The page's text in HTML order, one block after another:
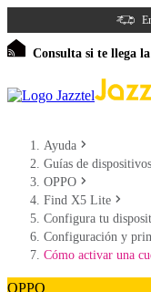
Consulta si te llega
Ayuda
Guías de dispositivos
OPPO
Find X5 Lite
Configura tu
Configuración y
Cómo activar una
OPPO